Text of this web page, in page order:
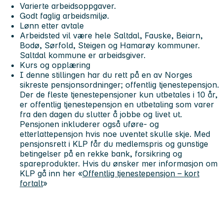
Varierte arbeidsoppgaver.
Godt faglig arbeidsmiljø.
Lønn etter avtale
Arbeidsted vil være hele Saltdal, Fauske, Beiarn,
Bodø, Sørfold, Steigen og Hamarøy kommuner.
Saltdal kommune er arbeidsgiver.
Kurs og opplæring
I denne stillingen har du rett på en av Norges
sikreste pensjonsordninger; offentlig tjenestepensjon.
Der de fleste tjenestepensjoner kun utbetales i 10 år,
er offentlig tjenestepensjon en utbetaling som varer
fra den dagen du slutter å jobbe og livet ut.
Pensjonen inkluderer også uføre- og
etterlattepensjon hvis noe uventet skulle skje. Med
pensjonsrett i KLP får du medlemspris og gunstige
betingelser på en rekke bank, forsikring og
spareprodukter. Hvis du ønsker mer informasjon om
KLP gå inn her «Offentlig tjenestepensjon – kort
fortalt»